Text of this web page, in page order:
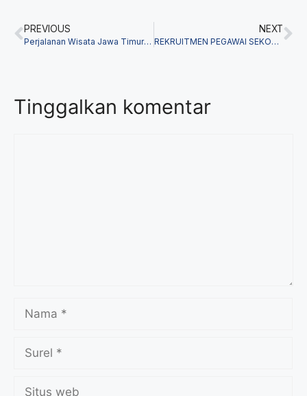
PREVIOUS
Perjalanan Wisata Jawa Timur Angkatan Ketujuh
NEXT
REKRUITMEN PEGAWAI SEKOLAH ALAM YOGYAKARTA
Tinggalkan komentar